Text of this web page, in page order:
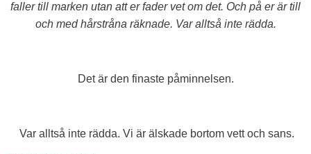
faller till marken utan att er fader vet om det. Och på er är till
och med hårstråna räknade. Var alltså inte rädda.
Det är den finaste påminnelsen.
Var alltså inte rädda. Vi är älskade bortom vett och sans.